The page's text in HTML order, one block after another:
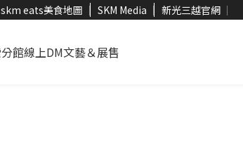
skm eats美食地圖 SKM Media 新光三越官網
館線上DM文藝＆展售